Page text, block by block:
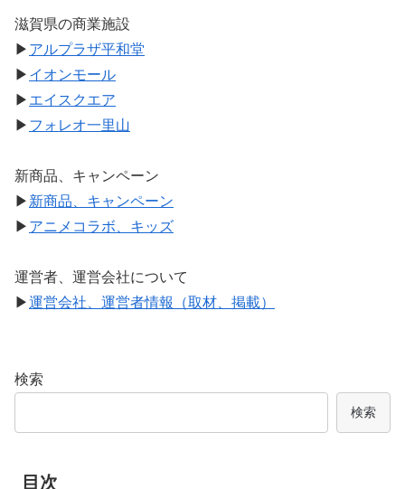
滋賀県の商業施設
▶ アルプラザ平和堂
▶ イオンモール
▶ エイスクエア
▶ フォレオ一里山
新商品、キャンペーン
▶ 新商品、キャンペーン
▶ アニメコラボ、キッズ
運営者、運営会社について
▶運営会社、運営者情報（取材、掲載）
検索
検索
目次